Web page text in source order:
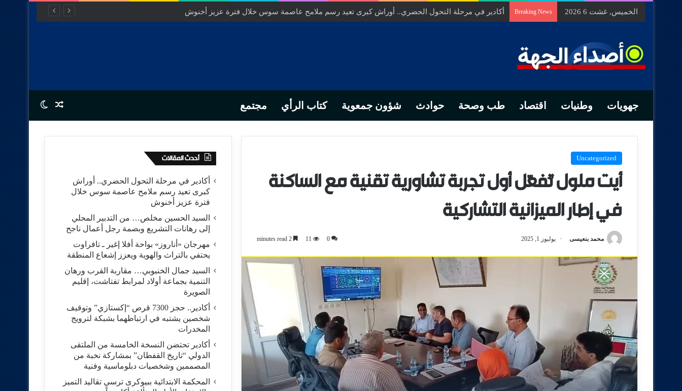
الخميس, غشت 6 2026 Breaking News السيد الحسين مخلص… من التدبير المحلي إلى رهانات التشريع وبصمة رجل أعمال ناجح
جهويات وطنيات اقتصاد طب وصحة حوادث شؤون جمعوية كتاب الرأي مجتمع Random Article
Switch skin
Uncategorized
أيت ملول تُفعّل أول تجربة تشاورية تقنية مع الساكنة
في إطار الميزانية التشاركية
محمد بنعيسى يوليوز 1, 2025 0
11
أحدث المقالات
أكادير في مرحلة التحول الحضري.. أوراش
كبرى تعيد رسم ملامح عاصمة سوس خلال
فترة عزيز أخنوش
السيد الحسين مخلص… من التدبير المحلي
إلى رهانات التشريع وبصمة رجل أعمال ناجح
مهرجان «أناروز» بواحة أفلا إغير ـ تافراوت
يحتفي بالتراث والهوية ويعزز إشعاع المنطقة
السيد جمال الخنبوبي… مقاربة القرب ورهان
التنمية بجماعة أولاد لمرابط تفتاشت، إقليم
الصويرة
أكادير.. حجز 7300 قرص “إكستازي” وتوقيف
شخصين يشتبه في ارتباطهما بشبكة لترويج
المخدرات
أكادير تحتضن النسخة الخامسة من الملتقى
الدولي “تاريخ القفطان” بمشاركة نخبة من
المصممين وشخصيات دبلوماسية وفنية
المحكمة الابتدائية ببيوكرى ترسي تقاليد التميز